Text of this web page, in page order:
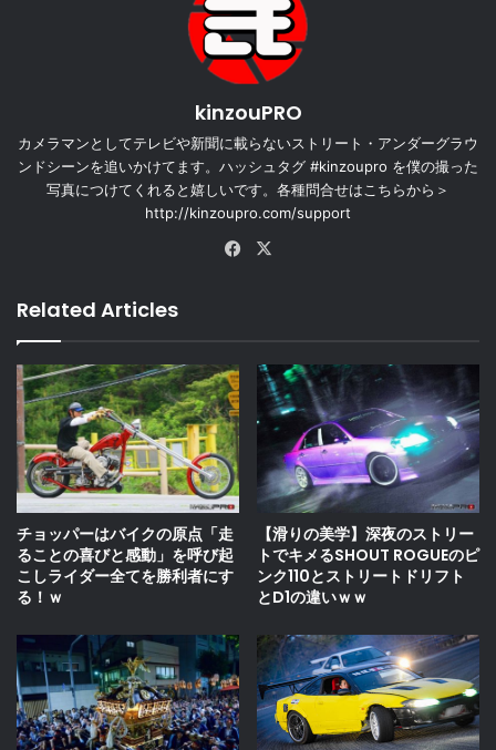
kinzouPRO
カメラマンとしてテレビや新聞に載らないストリート・アンダーグラウ
ンドシーンを追いかけてます。ハッシュタグ #kinzoupro を僕の撮った
写真につけてくれると嬉しいです。各種問合せはこちらから＞
http://kinzoupro.com/support
Facebook
Related Articles
チョッパーはバイクの原点「走
ることの喜びと感動」を呼び起
こしライダー全てを勝利者にす
る！ｗ
【滑りの美学】深夜のストリー
トでキメるSHOUT ROGUEのピ
ンク110とストリートドリフト
とD1の違いｗｗ